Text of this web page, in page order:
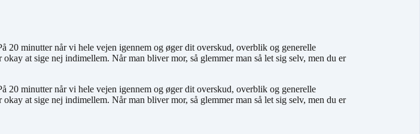
minutter når vi hele vejen igennem og øger dit overskud, overblik og generelle
at sige nej indimellem. Når man bliver mor, så glemmer man så let sig selv, men du er
minutter når vi hele vejen igennem og øger dit overskud, overblik og generelle
at sige nej indimellem. Når man bliver mor, så glemmer man så let sig selv, men du er